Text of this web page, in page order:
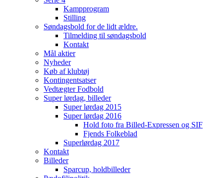
Kampprogram
Stilling
Søndagsbold for de lidt ældre.
Tilmelding til søndagsbold
Kontakt
Mål aktier
Nyheder
Køb af klubtøj
Kontingentsatser
Vedtægter Fodbold
Super lørdag, billeder
Super lørdag 2015
Super lørdag 2016
Hold foto fra Billed-Expressen og SIF
Fjends Folkeblad
Superlørdag 2017
Kontakt
Billeder
Sparcup, holdbilleder